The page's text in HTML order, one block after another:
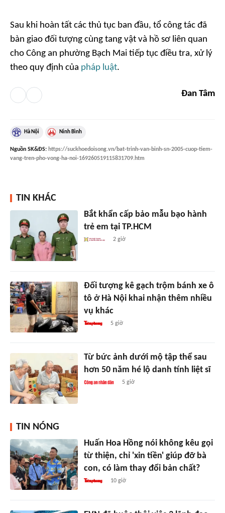
Sau khi hoàn tất các thủ tục ban đầu, tổ công tác đã
bàn giao đối tượng cùng tang vật và hồ sơ liên quan
cho Công an phường Bạch Mai tiếp tục điều tra, xử lý
theo quy định của pháp luật.
Đan Tâm
Hà Nội Ninh Bình
Nguồn SK&ĐS: https://suckhoedoisong.vn/bat-trinh-van-binh-sn-2005-cuop-tiem-
vang-tren-pho-vong-ha-noi-169260519115831709.htm
TIN KHÁC
Bắt khẩn cấp bảo mẫu bạo hành
trẻ em tại TP.HCM
2 giờ
Đối tượng kê gạch trộm bánh xe ô
tô ở Hà Nội khai nhận thêm nhiều
vụ khác
5 giờ
Từ bức ảnh dưới mộ tập thể sau
hơn 50 năm hé lộ danh tính liệt sĩ
5 giờ
TIN NÓNG
Huấn Hoa Hồng nói không kêu gọi
từ thiện, chỉ 'xin tiền' giúp đỡ bà
con, có làm thay đổi bản chất?
10 giờ